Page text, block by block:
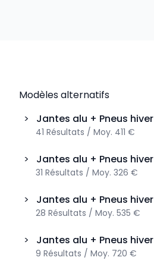
Modèles alternatifs
>
Jantes alu + Pneus hiver
41 Résultats / Moy. 411 €
> Jantes alu + Pneus hiver
31 Résultats / Moy. 326 €
> Jantes alu + Pneus hiver
28 Résultats / Moy. 535 €
> Jantes alu + Pneus hiver
9 Résultats / Moy. 720 €